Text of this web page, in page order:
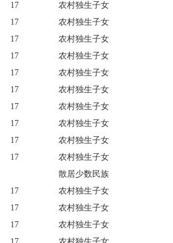
17 农村独生子女
17 农村独生子女
17 农村独生子女
17 农村独生子女
17 农村独生子女
17 农村独生子女
17 农村独生子女
17 农村独生子女
17 农村独生子女
17 农村独生子女
散居少数民族
17 农村独生子女
17 农村独生子女
17 农村独生子女